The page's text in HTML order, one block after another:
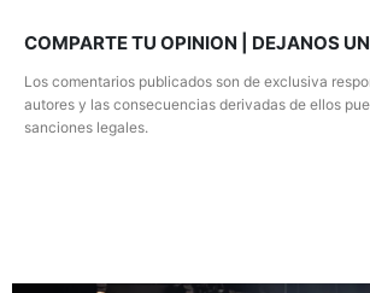
COMPARTE TU OPINION | DEJANOS
Los comentarios publicados son de exclusiva
autores y las consecuencias derivadas de ellos
sanciones legales.